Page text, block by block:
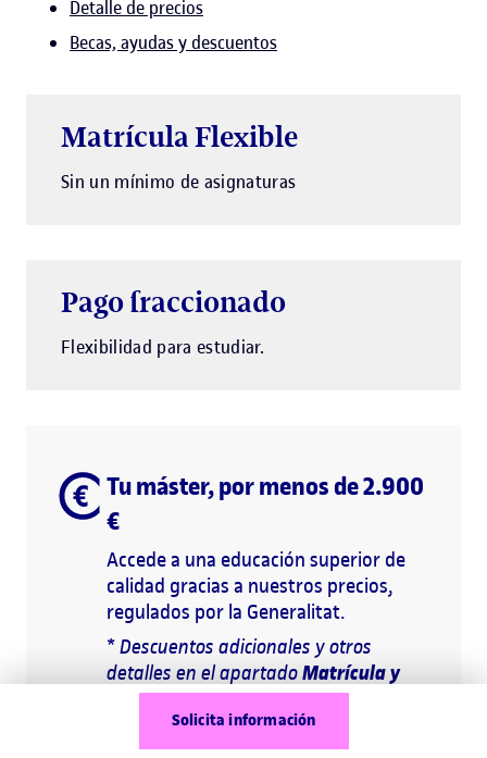
Solicita información
Detalle de precios
Becas, ayudas y descuentos
Matrícula Flexible
Sin un mínimo de asignaturas
Pago fraccionado
Flexibilidad para estudiar.
Tu máster, por menos de 2.900
€
Accede a una educación superior de
calidad gracias a nuestros precios,
regulados por la Generalitat.
*Descuentos adicionales y otros
detalles en el apartadoMatrícula y
precio de la web.